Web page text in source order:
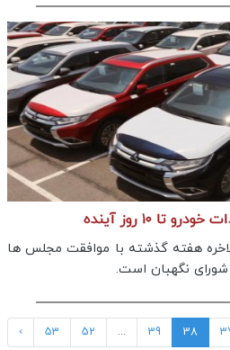
۱۰ روز آینده
هفته گذشته با موافقت مجلس ها
نگهبان است.
38
39
...
52
53
›